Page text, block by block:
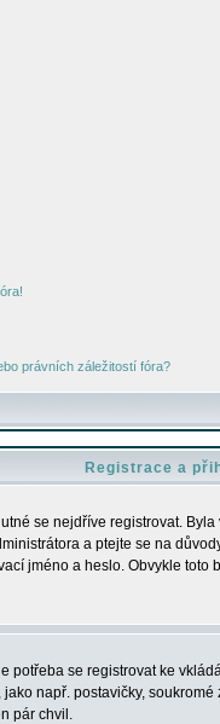
právních záležitostí fóra?
Registrace a
se nejdříve registrovat.
a ptejte se na
jméno a heslo. Obvykle
potřeba se registrovat ke
např. postavičky,
pár chvil.